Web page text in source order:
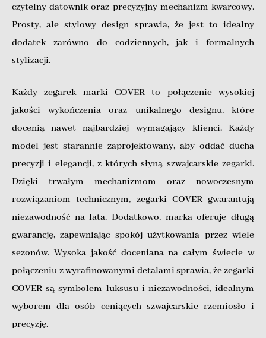
PARIS HILTON
Pierre
Cardin,PROMASTER, PUMA,
RADO,Roamer,
ROTHENSHILD
Marceau, Skagen, Spinnaker,
SQUALE,SWISS EAGLE ,
Thomas Earnshaw,TIME
FORCE,Timex,Tissot,
Tommy Hilfiger,U.S. Polo
Versace Victorinox
CONCEPTUM
XICORR
Zeppelin,BALL,Cover,
LACO,Sternglas,SWISS
ALPINE MILITARY, VERSUS
BY VERSACE
czytelny datownik oraz precyzyjny mechanizm kwarcowy.
Prosty, ale stylowy design sprawia, że jest to idealny
dodatek zarówno do codziennych, jak i formalnych
stylizacji.
Każdy zegarek marki COVER to połączenie wysokiej
jakości wykończenia oraz unikalnego designu, które
docenią nawet najbardziej wymagający klienci. Każdy
model jest starannie zaprojektowany, aby oddać ducha
precyzji i elegancji, z których słyną szwajcarskie zegarki.
Dzięki trwałym mechanizmom oraz nowoczesnym
rozwiązaniom technicznym, zegarki COVER gwarantują
niezawodność na lata. Dodatkowo, marka oferuje długą
gwarancję, zapewniając spokój użytkowania przez wiele
sezonów. Wysoka jakość doceniana na całym świecie w
połączeniu z wyrafinowanymi detalami sprawia, że zegarki
COVER są symbolem luksusu i niezawodności, idealnym
wyborem dla osób ceniących szwajcarskie rzemiosło i
precyzję.